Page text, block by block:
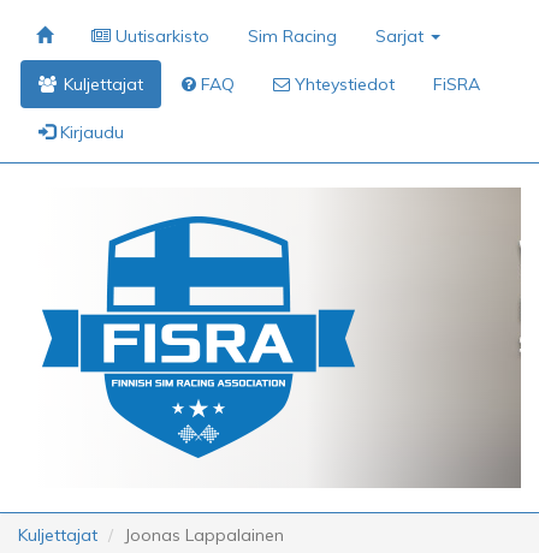
Uutisarkisto Sim Racing Sarjat
Kuljettajat FAQ Yhteystiedot FiSRA
Kirjaudu
Kuljettajat Joonas Lappalainen